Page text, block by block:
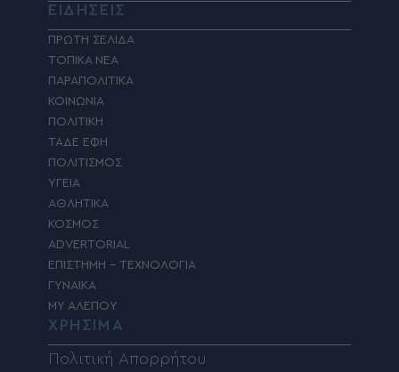
ΕΙΔΗΣΕΙΣ
ΠΡΩΤΗ ΣΕΛΙΔΑ
ΤΟΠΙΚΑ ΝΕΑ
ΠΑΡΑΠΟΛΙΤΙΚΑ
ΚΟΙΝΩΝΙΑ
ΠΟΛΙΤΙΚΗ
ΤΑΔΕ ΕΦΗ
ΠΟΛΙΤΙΣΜΟΣ
ΥΓΕΙΑ
ΑΘΛΗΤΙΚΑ
ΚΟΣΜΟΣ
ADVERTORIAL
ΕΠΙΣΤΗΜΗ – ΤΕΧΝΟΛΟΓΙΑ
ΓΥΝΑΙΚΑ
MY ΑΛΕΠΟΥ
ΧΡΗΣΙΜΑ
Πολιτική Απορρήτου